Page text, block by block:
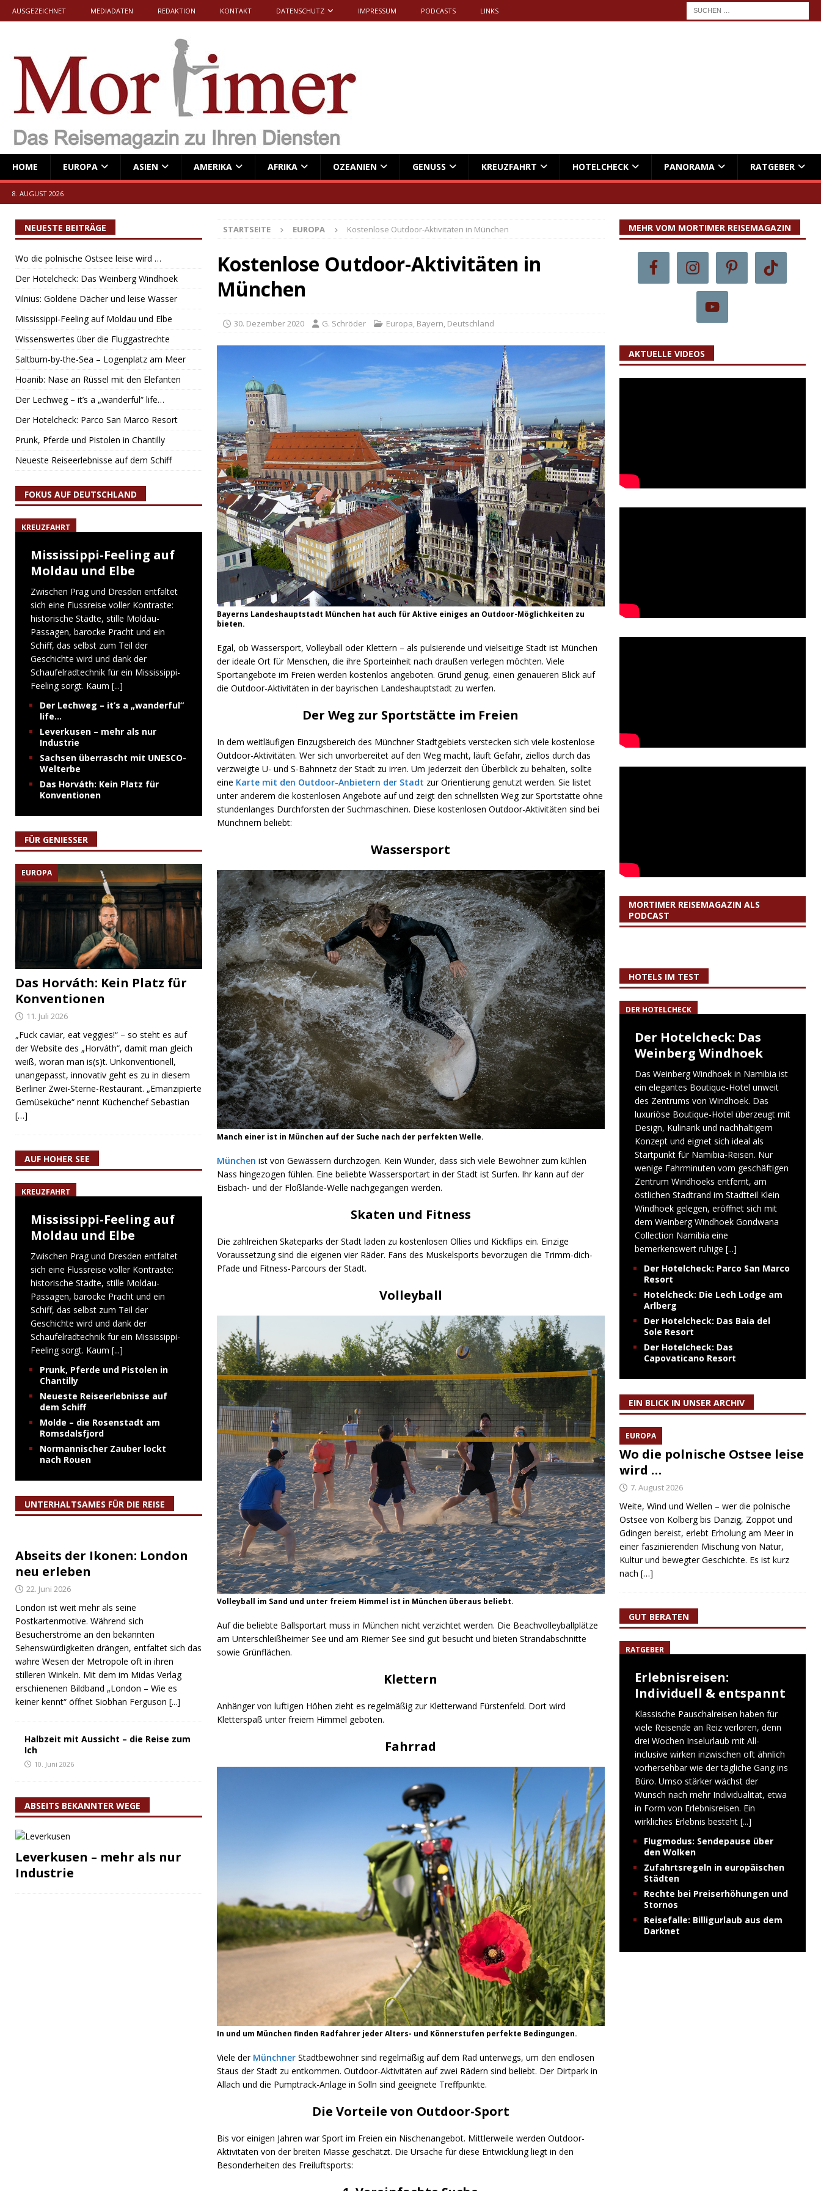
AUSGEZEICHNET MEDIADATEN REDAKTION KONTAKT DATENSCHUTZ IMPRESSUM PODCASTS LINKS
HOME EUROPA ASIEN AMERIKA AFRIKA OZEANIEN GENUSS KREUZFAHRT HOTELCHECK PANORAMA RATGEBER
8. AUGUST 2026
STARTSEITE EUROPA Kostenlose Outdoor-Aktivitäten in München
Kostenlose Outdoor-Aktivitäten in
München
30. Dezember 2020 G. Schröder Europa, Bayern, Deutschland
Bayerns Landeshauptstadt München hat auch für Aktive einiges an Outdoor-Möglichkeiten zu
bieten.
Egal, ob Wassersport, Volleyball oder Klettern – als pulsierende und vielseitige Stadt ist München
der ideale Ort für Menschen, die ihre Sporteinheit nach draußen verlegen möchten. Viele
Sportangebote im Freien werden kostenlos angeboten. Grund genug, einen genaueren Blick auf
die Outdoor-Aktivitäten in der bayrischen Landeshauptstadt zu werfen.
Der Weg zur Sportstätte im Freien
In dem weitläufigen Einzugsbereich des Münchner Stadtgebiets verstecken sich viele kostenlose
Outdoor-Aktivitäten. Wer sich unvorbereitet auf den Weg macht, läuft Gefahr, ziellos durch das
verzweigte U- und S-Bahnnetz der Stadt zu irren. Um jederzeit den Überblick zu behalten, sollte
eine Karte mit den Outdoor-Anbietern der Stadt zur Orientierung genutzt werden. Sie listet
unter anderem die kostenlosen Angebote auf und zeigt den schnellsten Weg zur Sportstätte ohne
stundenlanges Durchforsten der Suchmaschinen. Diese kostenlosen Outdoor-Aktivitäten sind bei
Münchnern beliebt:
Wassersport
Manch einer ist in München auf der Suche nach der perfekten Welle.
München ist von Gewässern durchzogen. Kein Wunder, dass sich viele Bewohner zum kühlen
Nass hingezogen fühlen. Eine beliebte Wassersportart in der Stadt ist Surfen. Ihr kann auf der
Eisbach- und der Floßlände-Welle nachgegangen werden.
Skaten und Fitness
Die zahlreichen Skateparks der Stadt laden zu kostenlosen Ollies und Kickflips ein. Einzige
Voraussetzung sind die eigenen vier Räder. Fans des Muskelsports bevorzugen die Trimm-dich-
Pfade und Fitness-Parcours der Stadt.
Volleyball
Volleyball im Sand und unter freiem Himmel ist in München überaus beliebt.
Auf die beliebte Ballsportart muss in München nicht verzichtet werden. Die Beachvolleyballplätze
am Unterschleißheimer See und am Riemer See sind gut besucht und bieten Strandabschnitte
sowie Grünflächen.
Klettern
Anhänger von luftigen Höhen zieht es regelmäßig zur Kletterwand Fürstenfeld. Dort wird
Kletterspaß unter freiem Himmel geboten.
Fahrrad
In und um München finden Radfahrer jeder Alters- und Könnerstufen perfekte Bedingungen.
Viele der MünchnerStadtbewohner sind regelmäßig auf dem Rad unterwegs, um den endlosen
Staus der Stadt zu entkommen. Outdoor-Aktivitäten auf zwei Rädern sind beliebt. Der Dirtpark in
Allach und die Pumptrack-Anlage in Solln sind geeignete Treffpunkte.
Die Vorteile von Outdoor-Sport
Bis vor einigen Jahren war Sport im Freien ein Nischenangebot. Mittlerweile werden Outdoor-
Aktivitäten von der breiten Masse geschätzt. Die Ursache für diese Entwicklung liegt in den
Besonderheiten des Freiluftsports:
NEUESTE BEITRÄGE
Wo die polnische Ostsee leise wird …
Der Hotelcheck: Das Weinberg Windhoek
Vilnius: Goldene Dächer und leise Wasser
Mississippi-Feeling auf Moldau und Elbe
Wissenswertes über die Fluggastrechte
Saltburn-by-the-Sea – Logenplatz am Meer
Hoanib: Nase an Rüssel mit den Elefanten
Der Lechweg – it’s a „wanderful“ life…
Der Hotelcheck: Parco San Marco Resort
Prunk, Pferde und Pistolen in Chantilly
Neueste Reiseerlebnisse auf dem Schiff
FOKUS AUF DEUTSCHLAND
KREUZFAHRT
Mississippi-Feeling auf
Moldau und Elbe
Zwischen Prag und Dresden entfaltet
sich eine Flussreise voller Kontraste:
historische Städte, stille Moldau-
Passagen, barocke Pracht und ein
Schiff, das selbst zum Teil der
Geschichte wird und dank der
Schaufelradtechnik für ein Mississippi-
Feeling sorgt. Kaum [...]
Der Lechweg – it’s a „wanderful“
life…
Leverkusen – mehr als nur
Industrie
Sachsen überrascht mit UNESCO-
Welterbe
Das Horváth: Kein Platz für
Konventionen
FÜR GENIESSER
EUROPA
Das Horváth: Kein Platz für
Konventionen
11. Juli 2026
„Fuck caviar, eat veggies!“ – so steht es auf
der Website des „Horváth“, damit man gleich
weiß, woran man is(s)t. Unkonventionell,
unangepasst, innovativ geht es zu in diesem
Berliner Zwei-Sterne-Restaurant. „Emanzipierte
Gemüseküche“ nennt Küchenchef Sebastian
[…]
AUF HOHER SEE
KREUZFAHRT
Mississippi-Feeling auf
Moldau und Elbe
Zwischen Prag und Dresden entfaltet
sich eine Flussreise voller Kontraste:
historische Städte, stille Moldau-
Passagen, barocke Pracht und ein
Schiff, das selbst zum Teil der
Geschichte wird und dank der
Schaufelradtechnik für ein Mississippi-
Feeling sorgt. Kaum [...]
Prunk, Pferde und Pistolen in
Chantilly
Neueste Reiseerlebnisse auf
dem Schiff
Molde – die Rosenstadt am
Romsdalsfjord
Normannischer Zauber lockt
nach Rouen
UNTERHALTSAMES FÜR DIE REISE
Abseits der Ikonen: London
neu erleben
22. Juni 2026
London ist weit mehr als seine
Postkartenmotive. Während sich
Besucherströme an den bekannten
Sehenswürdigkeiten drängen, entfaltet sich das
wahre Wesen der Metropole oft in ihren
stilleren Winkeln. Mit dem im Midas Verlag
erschienenen Bildband „London – Wie es
keiner kennt“ öffnet Siobhan Ferguson [...]
Halbzeit mit Aussicht – die Reise zum
Ich
10. Juni 2026
ABSEITS BEKANNTER WEGE
Leverkusen – mehr als nur
Industrie
MEHR VOM MORTIMER REISEMAGAZIN
AKTUELLE VIDEOS
MORTIMER REISEMAGAZIN ALS
PODCAST
HOTELS IM TEST
DER HOTELCHECK
Der Hotelcheck: Das
Weinberg Windhoek
Das Weinberg Windhoek in Namibia ist
ein elegantes Boutique-Hotel unweit
des Zentrums von Windhoek. Das
luxuriöse Boutique-Hotel überzeugt mit
Design, Kulinarik und nachhaltigem
Konzept und eignet sich ideal als
Startpunkt für Namibia-Reisen. Nur
wenige Fahrminuten vom geschäftigen
Zentrum Windhoeks entfernt, am
östlichen Stadtrand im Stadtteil Klein
Windhoek gelegen, eröffnet sich mit
dem Weinberg Windhoek Gondwana
Collection Namibia eine
bemerkenswert ruhige [...]
Der Hotelcheck: Parco San Marco
Resort
Hotelcheck: Die Lech Lodge am
Arlberg
Der Hotelcheck: Das Baia del
Sole Resort
Der Hotelcheck: Das
Capovaticano Resort
EIN BLICK IN UNSER ARCHIV
EUROPA
Wo die polnische Ostsee leise
wird …
7. August 2026
Weite, Wind und Wellen – wer die polnische
Ostsee von Kolberg bis Danzig, Zoppot und
Gdingen bereist, erlebt Erholung am Meer in
einer faszinierenden Mischung von Natur,
Kultur und bewegter Geschichte. Es ist kurz
nach […]
GUT BERATEN
RATGEBER
Erlebnisreisen:
Individuell & entspannt
Klassische Pauschalreisen haben für
viele Reisende an Reiz verloren, denn
drei Wochen Inselurlaub mit All-
inclusive wirken inzwischen oft ähnlich
vorhersehbar wie der tägliche Gang ins
Büro. Umso stärker wächst der
Wunsch nach mehr Individualität, etwa
in Form von Erlebnisreisen. Ein
wirkliches Erlebnis besteht [...]
Flugmodus: Sendepause über
den Wolken
Zufahrtsregeln in europäischen
Städten
Rechte bei Preiserhöhungen und
Stornos
Reisefalle: Billigurlaub aus dem
Darknet